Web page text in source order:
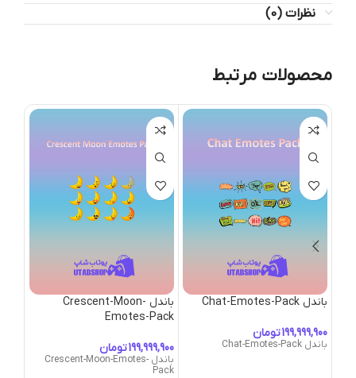
نظرات (0)
محصولات مرتبط
باندل Chat-Emotes-Pack
تومان
باندل Chat-Emotes-Pack
باندل Crescent-Moon-
Emotes-Pack
تومان
باندل Crescent-Moon-Emotes-
Pack